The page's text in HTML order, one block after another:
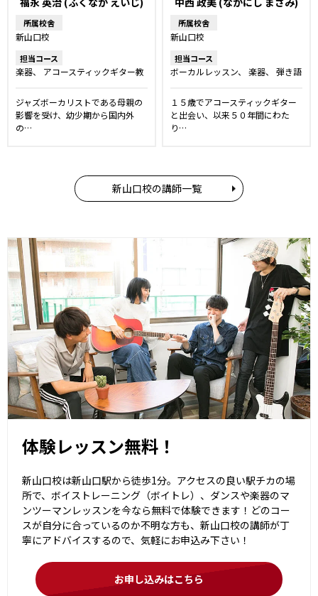
所属校舎
新山口校
担当コース
楽器
アコースティックギター教
ジャズボーカリストである母親の
影響を受け、幼少期から国内外
の…
所属校舎
新山口校
担当コース
ボーカルレッスン 楽器
弾き語
ター教室
１５歳でアコースティックギター
と出会い、以来５０年間にわた
り…
新山口校の講師一覧
体験レッスン無料！
新山口校は新山口駅から徒歩1分。アクセスの良い駅チカの場
所で、ボイストレーニング（ボイトレ）、ダンスや楽器のマ
ンツーマンレッスンを今なら無料で体験できます！どのコー
スが自分に合っているのか不明な方も、新山口校の講師が丁
寧にアドバイスするので、気軽にお申込み下さい！
お申し込みはこちら